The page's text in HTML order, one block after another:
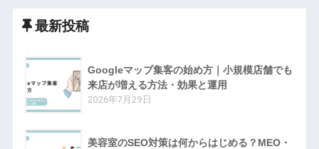
最新投稿
Googleマップ集客の始め方｜小規模店舗でも
来店が増える方法・効果と運用
2026年7月29日
美容室のSEO対策は何からはじめる？MEO・